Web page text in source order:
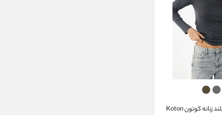
تی شرت آستین بلند زنانه کوتون Koton